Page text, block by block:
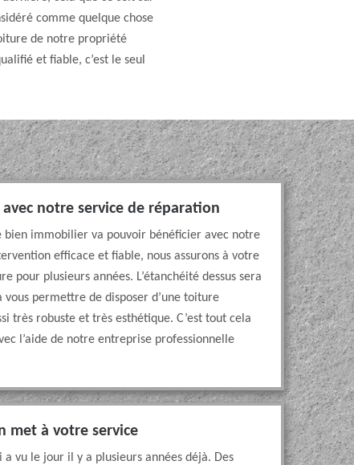
comme quelque chose
de notre propriété
et fiable, c’est le seul
notre service de réparation
bien immobilier va pouvoir bénéficier avec notre
efficace et fiable, nous assurons à votre
plusieurs années. L’étanchéité dessus sera
permettre de disposer d’une toiture
très robuste et très esthétique. C’est tout cela
l’aide de notre entreprise professionnelle
met à votre service
a vu le jour il y a plusieurs années déjà. Des